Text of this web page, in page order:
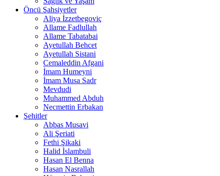
Öncü Şahsiyetler
Aliya İzzetbegoviç
Allame Fadlullah
Allame Tabatabai
Ayetullah Behcet
Ayetullah Sistani
Cemaleddin Afgani
İmam Humeyni
İmam Musa Sadr
Mevdudi
Muhammed Abduh
Necmettin Erbakan
Şehitler
Abbas Musavi
Ali Şeriati
Fethi Şikaki
Halid İslambuli
Hasan El Benna
Hasan Nasrallah